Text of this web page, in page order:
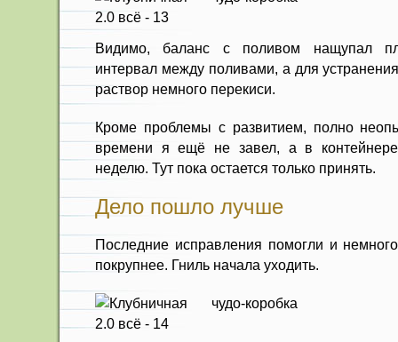
Видимо, баланс с поливом нащупал
интервал между поливами, а для
раствор немного перекиси.
Кроме проблемы с развитием, полно
времени я ещё не завел, а в
неделю. Тут пока остается только принять.
Дело пошло лучше
Последние исправления помогли и
покрупнее. Гниль начала уходить.